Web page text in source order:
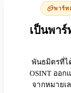
พาร์ท
เป็นพาร์
พันธมิตรที่ไ
OSINT ออ
จากหมายเ